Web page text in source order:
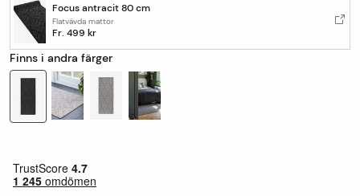
Focus antracit 80 cm
Flatvävda mattor
Fr. 499 kr
Finns i andra färger